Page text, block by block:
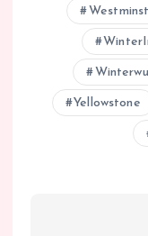
Yellowstone